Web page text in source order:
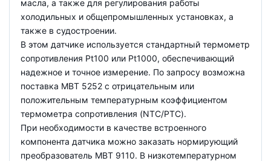
масла, а также для регулирования работы
холодильных и общепромышленных установках, а
также в судостроении.
В этом датчике используется стандартный термометр
сопротивления Pt100 или Pt1000, обеспечивающий
надежное и точное измерение. По запросу возможна
поставка MBT 5252 с отрицательным или
положительным температурным коэффициентом
термометра сопротивления (NTC/PTC).
При необходимости в качестве встроенного
компонента датчика можно заказать нормирующий
преобразователь MBT 9110. В низкотемпературном